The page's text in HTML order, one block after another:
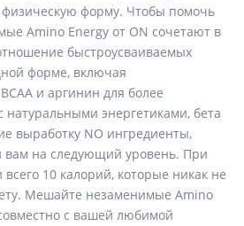
форму. Чтобы помочь
Amino Energy от ON сочетают в
быстроусваиваемых
форме, включая
и аргинин для более
натуральными энергетиками, бета
выработку NO ингредиенты,
на следующий уровень. При
10 калорий, которые никак не
Мешайте незаменимые Amino
с вашей любимой